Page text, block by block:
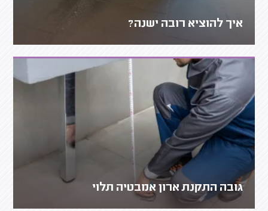
איך להוציא רובה ישנה?
גובה התקנת ארון אמבטיה תלוי